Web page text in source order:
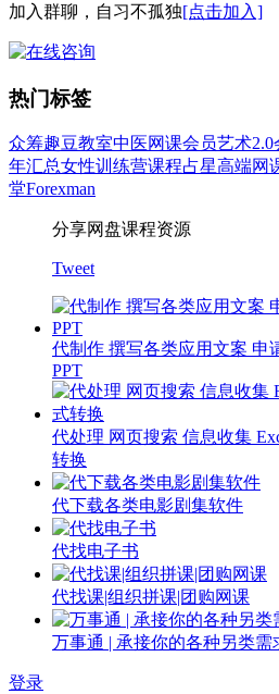
加入群聊，自习不孤独[点击加入]
热门标签
众筹趣豆教室中医网课会员艺术2.0
年汇总女性训练营课程占星高端网
堂Forexman
分享网盘课程资源
Tweet
代制作 撰写各类应用文案 申
PPT
代处理 网页搜索 信息收集
转换
代下载各类电影剧集软件
代找电子书
代找课|组织拼课|团购网课
万事通 | 承接你的各种另类需
登录